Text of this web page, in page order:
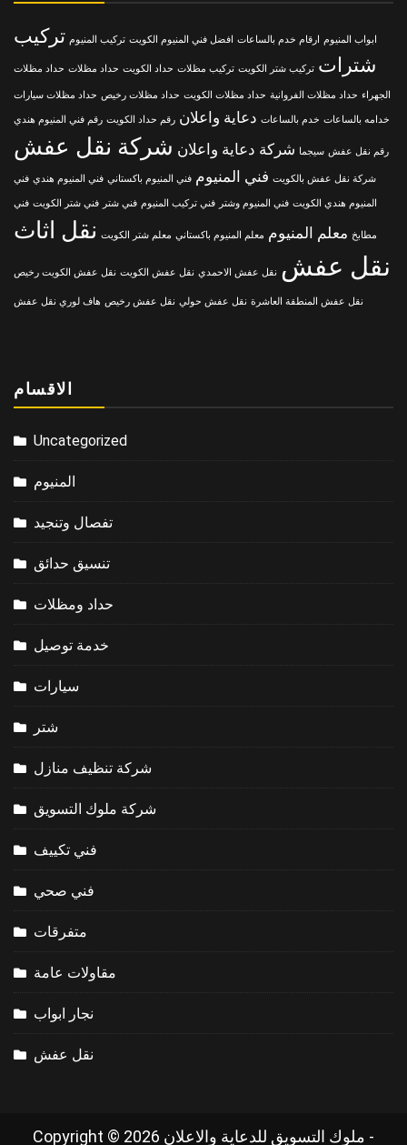
ابواب المنيوم ارقام خدم بالساعات افضل فني المنيوم الكويت تركيب المنيوم تركيب
شترات تركيب شتر الكويت تركيب مظلات حداد الكويت حداد مظلات حداد مظلات
الجهراء حداد مظلات الفروانية حداد مظلات الكويت حداد مظلات رخيص حداد مظلات سيارات
خدامه بالساعات خدم بالساعات دعاية واعلان رقم حداد الكويت رقم فني المنيوم هندي
رقم نقل عفش سيجما شركة دعاية واعلان شركة نقل عفش
شركة نقل عفش بالكويت فني المنيوم فني المنيوم باكستاني فني المنيوم هندي فني
المنيوم هندي الكويت فني المنيوم وشتر فني تركيب المنيوم فني شتر فني شتر الكويت فني
مطابخ معلم المنيوم معلم المنيوم باكستاني معلم شتر الكويت نقل اثاث
نقل عفش نقل عفش الاحمدي نقل عفش الكويت نقل عفش الكويت رخيص
نقل عفش المنطقة العاشرة نقل عفش حولي نقل عفش رخيص هاف لوري نقل عفش
الاقسام
Uncategorized
المنيوم
تفصال وتنجيد
تنسيق حدائق
حداد ومظلات
خدمة توصيل
سيارات
شتر
شركة تنظيف منازل
شركة ملوك التسويق
فني تكييف
فني صحي
متفرقات
مقاولات عامة
نجار ابواب
نقل عفش
Copyright © 2026 ملوك التسويق للدعاية والاعلان -